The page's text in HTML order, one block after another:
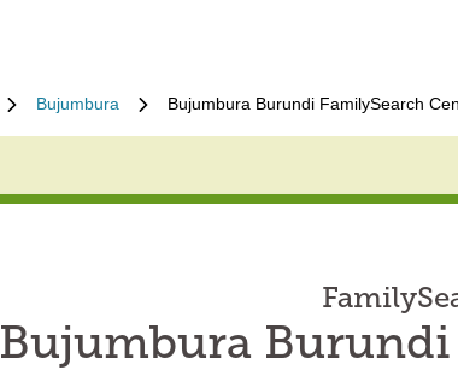
Bujumbura Bujumbura Burundi FamilySearch
Bujumbura Burundi